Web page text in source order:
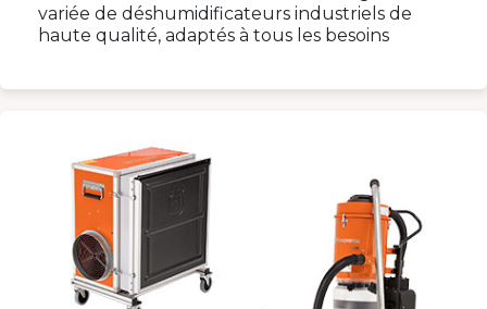
variée de déshumidificateurs industriels de
haute qualité, adaptés à tous les besoins